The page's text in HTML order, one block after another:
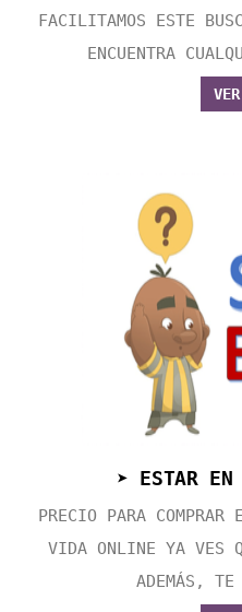
FACILITAMOS ESTE
ENCUENTRA
➤ ESTAR
PRECIO PARA
VIDA ONLINE YA VES
ADEMÁS,